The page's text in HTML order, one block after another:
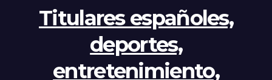
Titulares españoles,
deportes,
entretenimiento,